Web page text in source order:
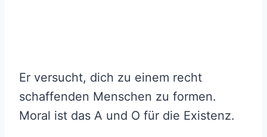
Er versucht, dich zu einem recht
schaffenden Menschen zu formen.
Moral ist das A und O für die Existenz.